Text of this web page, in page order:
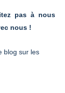
pas à nous
nous !
blog sur les